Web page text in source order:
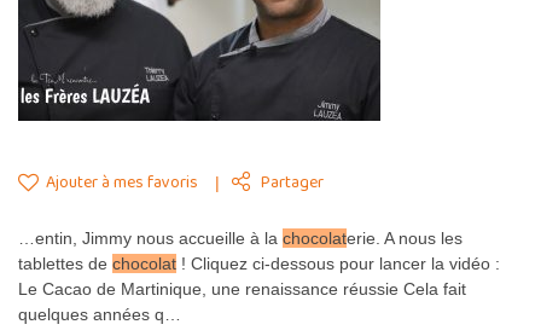
Ajouter à mes favoris Partager
…entin, Jimmy nous accueille à la chocolaterie. A nous les
tablettes de chocolat ! Cliquez ci-dessous pour lancer la vidéo :
Le Cacao de Martinique, une renaissance réussie Cela fait
quelques années q…